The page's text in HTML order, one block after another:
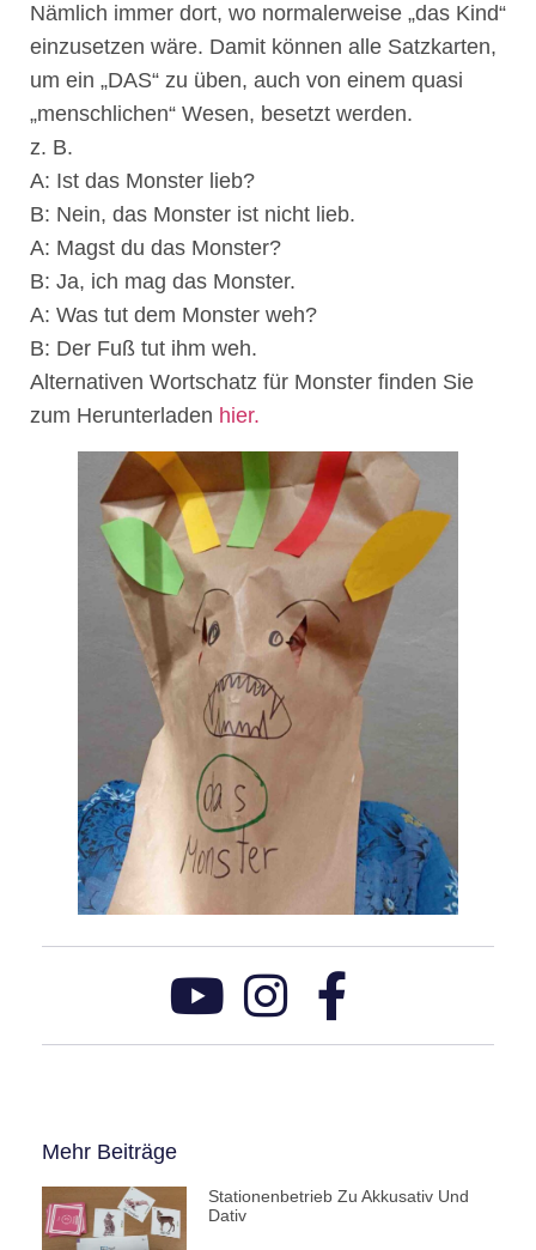
Nämlich immer dort, wo normalerweise „das Kind“
einzusetzen wäre. Damit können alle Satzkarten,
um ein „DAS“ zu üben, auch von einem quasi
„menschlichen“ Wesen, besetzt werden.
z. B.
A: Ist das Monster lieb?
B: Nein, das Monster ist nicht lieb.
A: Magst du das Monster?
B: Ja, ich mag das Monster.
A: Was tut dem Monster weh?
B: Der Fuß tut ihm weh.
Alternativen Wortschatz für Monster finden Sie
zum Herunterladen hier.
Mehr Beiträge
Stationenbetrieb Zu Akkusativ Und
Dativ